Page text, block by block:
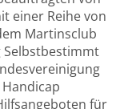
einer Reihe von
Martinsclub
für